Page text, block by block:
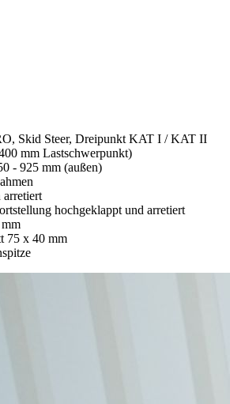
Skid Steer, Dreipunkt KAT I / KAT II
mm Lastschwerpunkt)
- 925 mm (außen)
arretiert
hochgeklappt und arretiert
75 x 40 mm